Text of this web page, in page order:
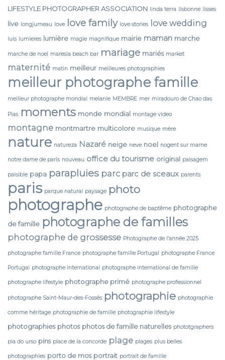
LIFESTYLE PHOTOGRAPHER ASSOCIATION linda terra lisbonne lisses
live longjumeau love love family love stories love wedding
luis lumieres lumière magie magnifique mairie maman marche
marche de noel maresia beach bar mariage mariés market
maternité matin meilleur meilleures photographies
meilleur photographe famille
meilleur photographe mondial melanie MEMBRE mer miradouro de Chao das
Pias moments monde mondial montage video
montagne montmartre multicolore musique mère
nature natureza Nazaré neige neve noel nogent sur marne
notre dame de paris nouveau office du tourisme original paisagem
paisible papa parapluies parc parc de sceaux parents
paris parque natural paysage photo
photographe photographe de baptême photographe
de famille photographe de familles
photographe de grossesse Photographe de l’année 2025
photographe famille France photographe famille Portugal photographe France
Portugal photographe international photographe international de famille
photographe lifestyle photographe primé photographe professionnel
photographe Saint-Maur-des-Fossés photographie photographie
comme héritage photographie de famille photographie lifestyle
photographies photos photos de famille naturelles phototgraphers
pia do urso pins place de la concorde plage plages plus belles
photographies porto de mos portrait portrait de famille